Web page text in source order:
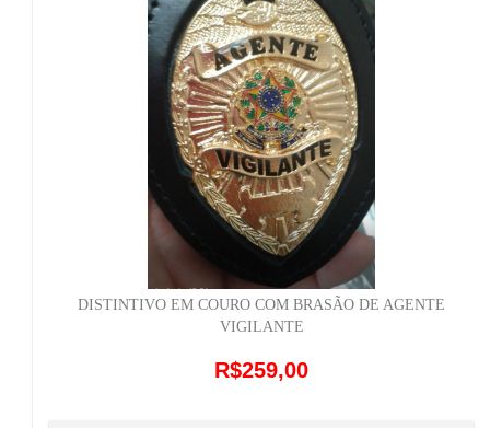
DISTINTIVO EM COURO COM BRASÃO DE AGENTE
VIGILANTE
R$259,00